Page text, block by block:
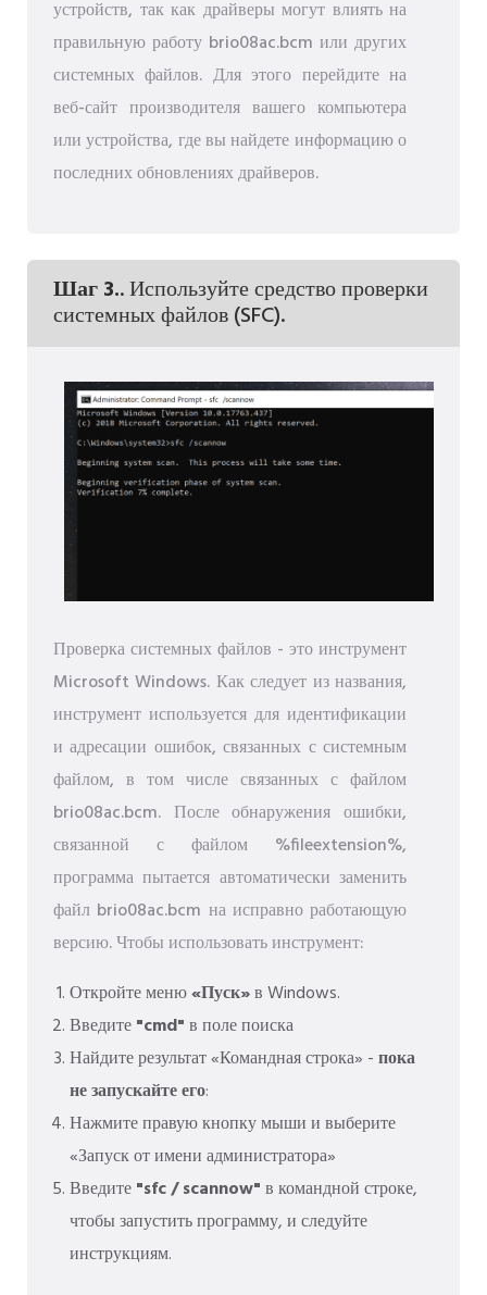
устройств, так как драйверы могут влиять на
правильную работу brio08ac.bcm или других
системных файлов. Для этого перейдите на
веб-сайт производителя вашего компьютера
или устройства, где вы найдете информацию о
последних обновлениях драйверов.
Шаг 3.. Используйте средство проверки
системных файлов (SFC).
Проверка системных файлов - это инструмент
Microsoft Windows. Как следует из названия,
инструмент используется для идентификации
и адресации ошибок, связанных с системным
файлом, в том числе связанных с файлом
brio08ac.bcm. После обнаружения ошибки,
связанной с файлом %fileextension%,
программа пытается автоматически заменить
файл brio08ac.bcm на исправно работающую
версию. Чтобы использовать инструмент:
Откройте меню«Пуск»в Windows.
Введите"cmd"в поле поиска
Найдите результат «Командная строка» -пока
не запускайте его:
Нажмите правую кнопку мыши и выберите
«Запуск от имени администратора»
Введите"sfc / scannow"в командной строке,
чтобы запустить программу, и следуйте
инструкциям.